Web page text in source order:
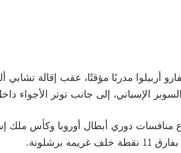
أربيلوا مدربًا مؤقتًا، عقب إقالة تشابي
الإسباني، إلى جانب توتر الأجواء
دوري أبطال أوروبا وكأس ملك